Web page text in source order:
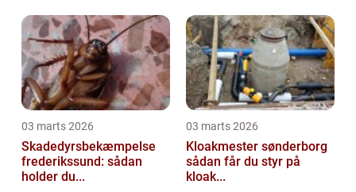
03 marts 2026
Skadedyrsbekæmpelse
frederikssund: sådan
holder du...
03 marts 2026
Kloakmester sønderborg
sådan får du styr på
kloak...